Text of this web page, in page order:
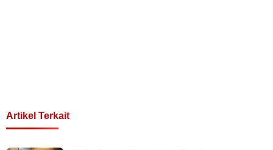
Artikel Terkait